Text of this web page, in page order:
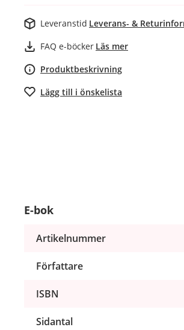
Leveranstid Leverans- &
FAQ e-böcker Läs mer
Produktbeskrivning
Lägg till i önskelista
E-bok
Artikelnummer
Författare
ISBN
Sidantal